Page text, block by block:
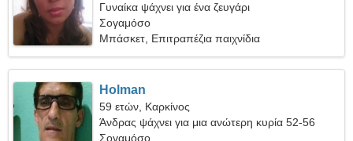
Γυναίκα ψάχνει για ένα ζευγάρι
Σογαμόσο
Μπάσκετ, Επιτραπέζια παιχνίδια
Holman
59 ετών, Καρκίνος
Άνδρας ψάχνει για μια ανώτερη κυρία 52-56
Σογαμόσο